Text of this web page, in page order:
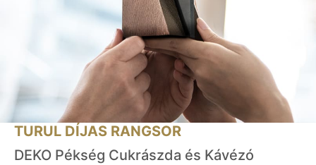
TURUL DÍJAS RANGSOR
DEKO Pékség Cukrászda és Kávézó